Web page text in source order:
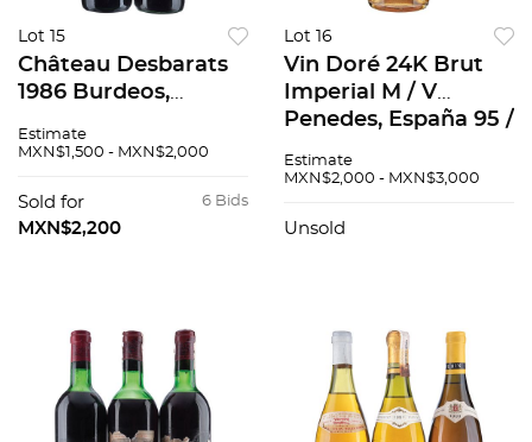
Lot 15
Château Desbarats
1986 Burdeos,
punta del hombro
La Providence 1988
Pomerol, Francia 92
Estimate
MXN$1,500 - MXN$2,000
6 Bids
Sold for
MXN$2,200
Lot 16
Vin Doré 24K Brut
Imperial M / V
Penedes, España 95 /
Estimate
MXN$2,000 - MXN$3,000
Unsold